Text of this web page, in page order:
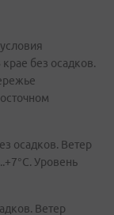
без осадков.
осадков. Ветер
Уровень
Ветер